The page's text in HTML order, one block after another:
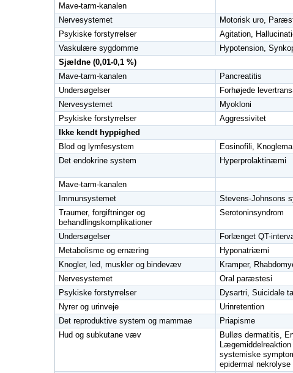
Mave-tarm-kanalen
Nervesystemet
Motorisk uro,
Psykiske forstyrrelser
Agitation,
Vaskulære sygdomme
Hypotension,
Sjældne (0,01-0,1 %)
Mave-tarm-kanalen
Pancreatitis
Undersøgelser
Forhøjede
Nervesystemet
Myokloni
Psykiske forstyrrelser
Aggressivitet
Ikke kendt hyppighed
Blod og lymfesystem
Eosinofili,
Det endokrine system
Hyperprolaktinæmi
Mave-tarm-kanalen
Immunsystemet
Stevens-Johnsons
Traumer, forgiftninger og
behandlingskomplikationer
Serotoninsyndrom
Undersøgelser Forlænget QT-
Metabolisme og ernæring
Hyponatriæmi
Knogler, led, muskler og bindevæv
Kramper,
Nervesystemet
Oral paræstesi
Psykiske forstyrrelser
Dysartri, Suicidale
Nyrer og urinveje
Urinretention
Det reproduktive system og mammae
Priapisme
Hud og subkutane væv
Bulløs dermatitis,
systemiske
epidermal nekrolyse